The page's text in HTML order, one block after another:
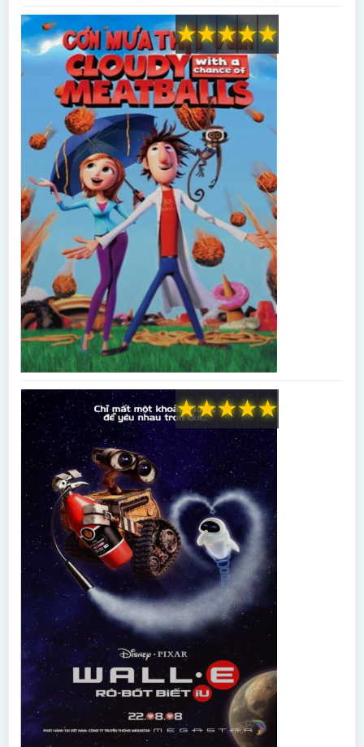
★
★
★
★
★
★
★
★
★
★